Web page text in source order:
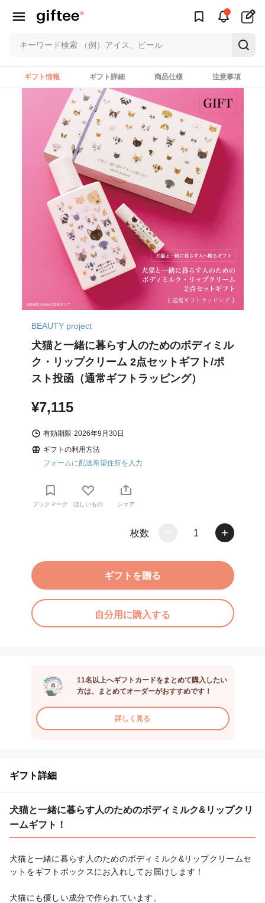
ギフト情報 ギフト詳細 商品仕様 注意事項
BEAUTY project
犬猫と一緒に暮らす人のためのボディミル
ク・リップクリーム 2点セットギフト/ポ
スト投函（通常ギフトラッピング）
¥7,115
有効期限 2026年9月30日
ギフトの利用方法
フォームに配送希望住所を入力
ブックマーク ほしいもの シェア
枚数 1
ギフトを贈る
自分用に購入する
11名以上へギフトカードをまとめて購入したい
方は、まとめてオーダーがおすすめです！
詳しく見る
ギフト詳細
犬猫と一緒に暮らす人のためのボディミルク&リップクリ
ームギフト！
犬猫と一緒に暮らす人のためのボディミルク&リップクリームセ
ットをギフトボックスにお入れしてお届けします！
犬猫にも優しい成分で作られています。